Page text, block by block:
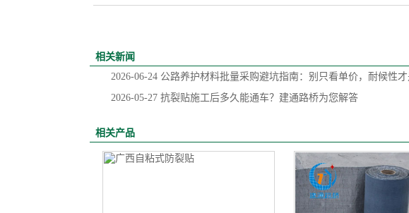
相关新闻
2026-06-24 公路养护材料批量采购避坑指南：别只看单价，耐候性
2026-05-27 抗裂贴施工后多久能通车？建通路桥为您解答
相关产品